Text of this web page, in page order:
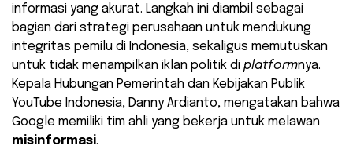
informasi yang akurat. Langkah ini diambil sebagai
bagian dari strategi perusahaan untuk mendukung
integritas pemilu di Indonesia, sekaligus memutuskan
untuk tidak menampilkan iklan politik di platformnya.
Kepala Hubungan Pemerintah dan Kebijakan Publik
YouTube Indonesia, Danny Ardianto, mengatakan bahwa
Google memiliki tim ahli yang bekerja untuk melawan
misinformasi.